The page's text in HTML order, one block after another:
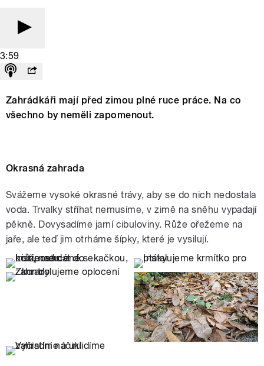
3:59
Zahrádkáři mají před zimou plné ruce práce. Na co
všechno by neměli zapomenout.
Okrasná zahrada
Svážeme vysoké okrasné trávy, aby se do nich nedostala
voda. Trvalky stříhat nemusíme, v zimě na sněhu vypadají
pěkně. Dovysadíme jarní cibuloviny. Růže ořežeme na
jaře, ale teď jim otrháme šípky, které je vysilují.